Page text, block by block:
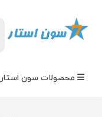
محصولات سون استار